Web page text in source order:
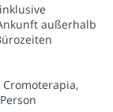
außerhalb
Cromoterapia,